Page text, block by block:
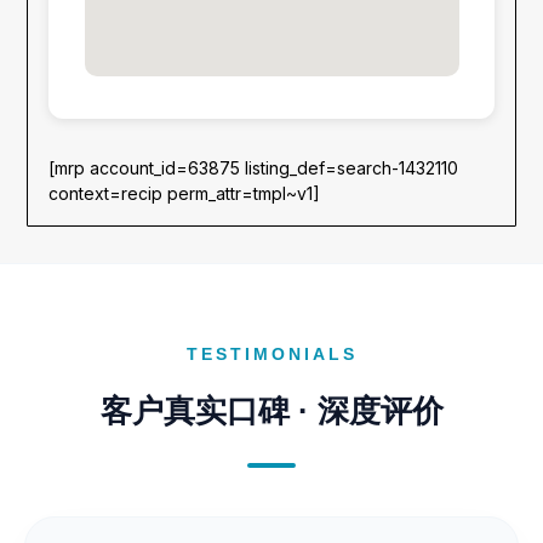
[mrp account_id=63875 listing_def=search-1432110
context=recip perm_attr=tmpl~v1]
TESTIMONIALS
客户真实口碑 · 深度评价